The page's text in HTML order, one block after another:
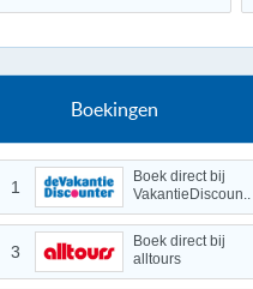
Boekingen
1
Boek direct bij
VakantieDiscoun..
3
Boek direct bij
alltours